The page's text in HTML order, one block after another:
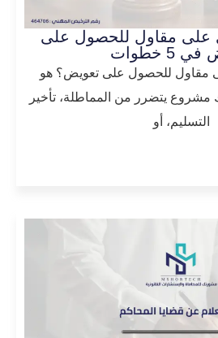
على مقاول للحصول على
5 خطوات
مقاول للحصول على تعويض؟ هو
مشروع يتضرر من المماطلة، تأخير
التسليم، أو